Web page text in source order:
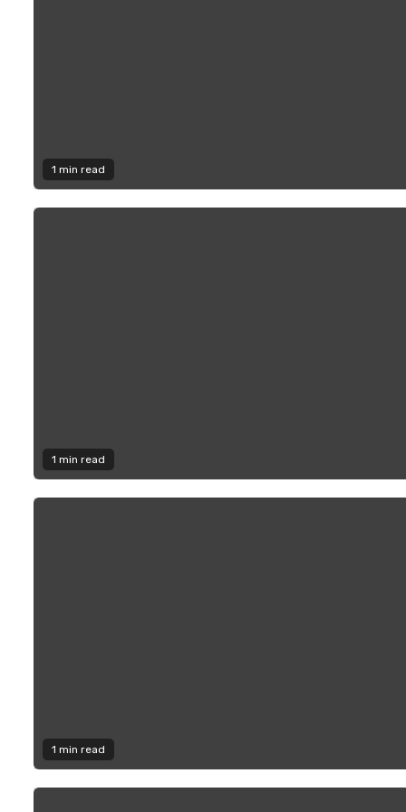
1 min read
1 min read
1 min read